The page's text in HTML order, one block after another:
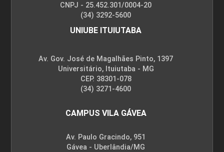
CNPJ - 25.452.301/0004-20
(34) 3292-5600
UNIUBE ITUIUTABA
Av. Gov. José de Magalhães Pinto, 1397
Universitário, Ituiutaba - MG
CEP. 38301-078
(34) 3271-4600
CAMPUS VILA GÁVEA
Av. Paulo Gracindo, 951
Gávea - Uberlândia/MG